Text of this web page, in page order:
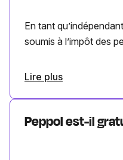
En tant
soumis à l’impôt des
Lire plus
Peppol est-il